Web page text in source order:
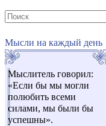
Мысли на каждый день
Мыслитель говорил:
«Если бы мы могли
полюбить всеми
силами, мы были бы
успешны».